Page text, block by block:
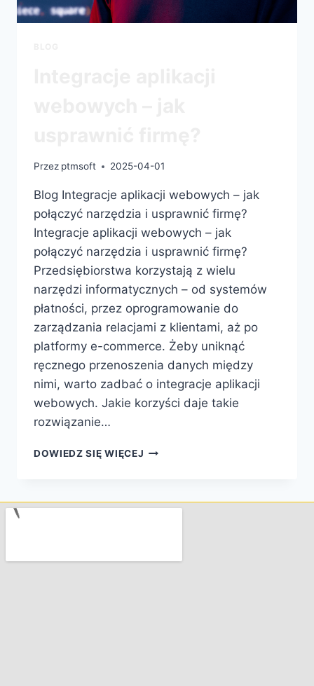
Przez ptmsoft 2025-04-01
Blog Integracje aplikacji webowych – jak
połączyć narzędzia i usprawnić firmę?
Integracje aplikacji webowych – jak
połączyć narzędzia i usprawnić firmę?
Przedsiębiorstwa korzystają z wielu
narzędzi informatycznych – od systemów
płatności, przez oprogramowanie do
zarządzania relacjami z klientami, aż po
platformy e-commerce. Żeby uniknąć
ręcznego przenoszenia danych między
nimi, warto zadbać o integracje aplikacji
webowych. Jakie korzyści daje takie
rozwiązanie…
DOWIEDZ SIĘ WIĘCEJ